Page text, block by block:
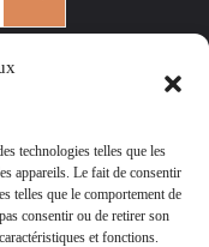
technologies telles que les
appareils. Le fait de consentir
telles que le comportement de
consentir ou de retirer son
et fonctions.
ATELIERS
|
(UE)